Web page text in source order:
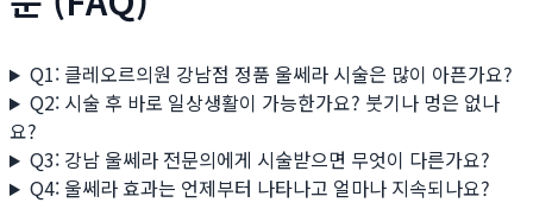
Q1: 클레오르의원 강남점 정품 울쎄라 시술은 많이 아픈가요?
Q2: 시술 후 바로 일상생활이 가능한가요? 붓기나 멍은 없나
요?
Q3: 강남 울쎄라 전문의에게 시술받으면 무엇이 다른가요?
Q4: 울쎄라 효과는 언제부터 나타나고 얼마나 지속되나요?